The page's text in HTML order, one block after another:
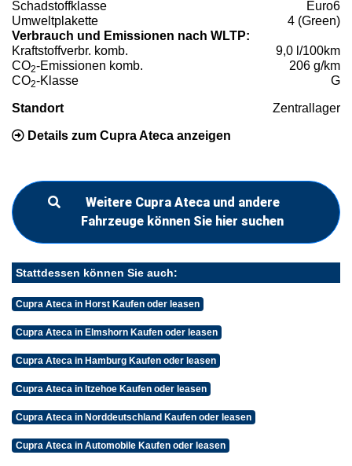
Schadstoffklasse
Euro6
Umweltplakette
4 (Green)
Verbrauch und Emissionen nach WLTP:
Kraftstoffverbr. komb.
9,0 l/100km
CO2-Emissionen komb.
206 g/km
CO2-Klasse G
Standort Zentrallager
Details zum Cupra Ateca anzeigen
Weitere Cupra Ateca und andere
Fahrzeuge können Sie hier suchen
Stattdessen können Sie auch:
Cupra Ateca in Horst Kaufen oder leasen
Cupra Ateca in Elmshorn Kaufen oder leasen
Cupra Ateca in Hamburg Kaufen oder leasen
Cupra Ateca in Itzehoe Kaufen oder leasen
Cupra Ateca in Norddeutschland Kaufen oder leasen
Cupra Ateca in Automobile Kaufen oder leasen